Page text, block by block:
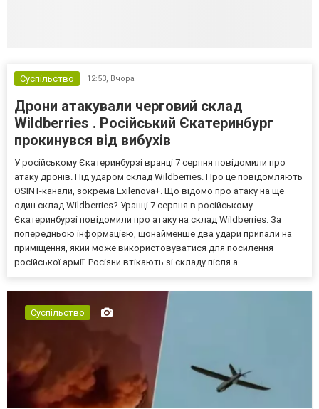
Суспільство 12:53, Вчора
Дрони атакували черговий склад
Wildberries . Російський Єкатеринбург
прокинувся від вибухів
У російському Єкатеринбурзі вранці 7 серпня повідомили про
атаку дронів. Під ударом склад Wildberries. Про це повідомляють
OSINT-канали, зокрема Exilenova+. Що відомо про атаку на ще
один склад Wildberries? Уранці 7 серпня в російському
Єкатеринбурзі повідомили про атаку на склад Wildberries. За
попередньою інформацією, щонайменше два удари припали на
приміщення, який може використовуватися для посилення
російської армії. Росіяни втікають зі складу після а...
Суспільство